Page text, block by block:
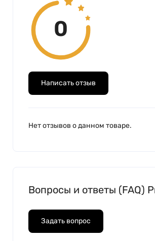
0
Написать отзыв
Нет отзывов о данном товаре.
Вопросы и ответы (FAQ)
Задать вопрос